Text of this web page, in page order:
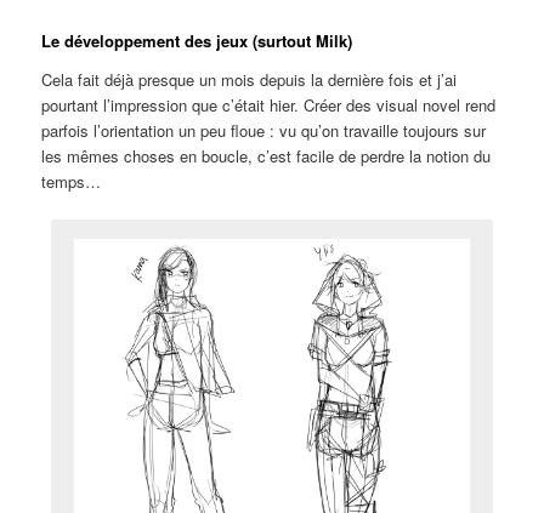
Le développement des jeux (surtout Milk)
Cela fait déjà presque un mois depuis la dernière fois et j’ai
pourtant l’impression que c’était hier. Créer des visual novel rend
parfois l’orientation un peu floue : vu qu’on travaille toujours sur
les mêmes choses en boucle, c’est facile de perdre la notion du
temps…